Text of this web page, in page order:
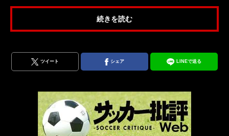
続きを読む
ツイート シェア LINEで送る